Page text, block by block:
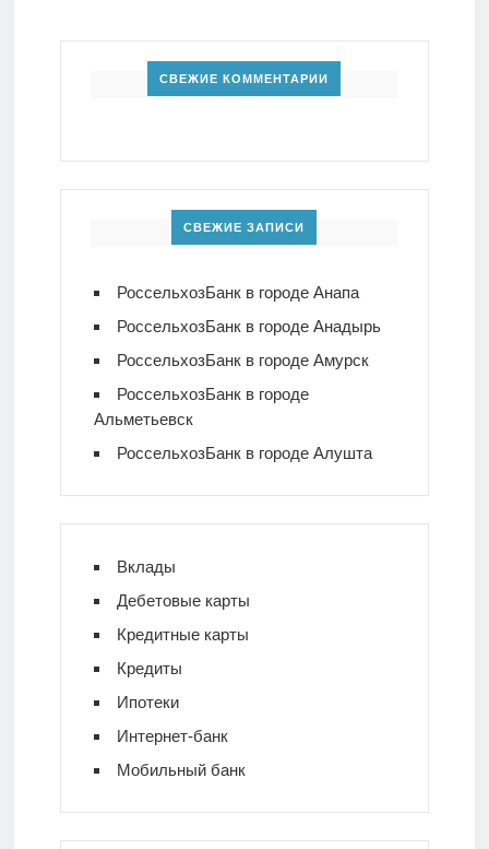
СВЕЖИЕ КОММЕНТАРИИ
СВЕЖИЕ ЗАПИСИ
РоссельхозБанк в городе Анапа
РоссельхозБанк в городе Анадырь
РоссельхозБанк в городе Амурск
РоссельхозБанк в городе
Альметьевск
РоссельхозБанк в городе Алушта
Вклады
Дебетовые карты
Кредитные карты
Кредиты
Ипотеки
Интернет-банк
Мобильный банк